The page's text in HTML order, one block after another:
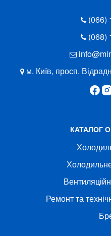
(066)
(068)
м. Київ, просп.
КАТАЛОГ
Ремонт та